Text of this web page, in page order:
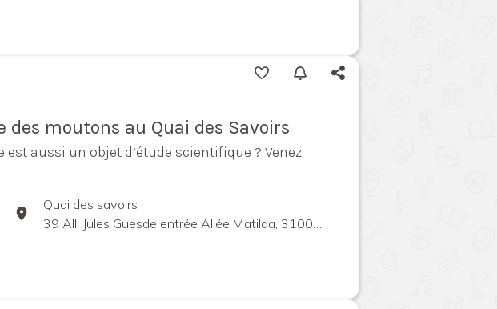
des moutons au Quai des Savoirs
est aussi un objet d’étude scientifique ? Venez
Quai des savoirs
39 All. Jules Guesde entrée Allée Matilda, 31000 Toulouse, France